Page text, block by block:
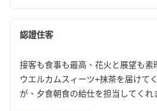
認證住客
接客も食事も最高、花火と展望も素
ウエルカムスィーツ+抹茶を届けて
が、夕食朝食の給仕を担当してくれ